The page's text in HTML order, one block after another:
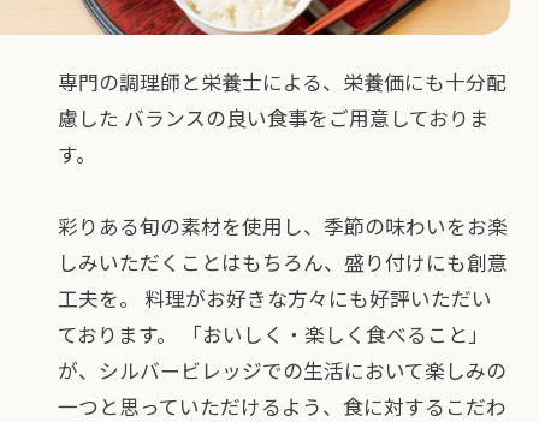
専門の調理師と栄養士による、栄養価にも十分配
慮した バランスの良い食事をご用意しておりま
す。
彩りある旬の素材を使用し、季節の味わいをお楽
しみいただくことはもちろん、盛り付けにも創意
工夫を。
料理がお好きな方々にも好評いただい
ております。
「おいしく・楽しく食べること」
が、シルバービレッジでの生活において楽しみの
一つと思っていただけるよう、食に対するこだわ